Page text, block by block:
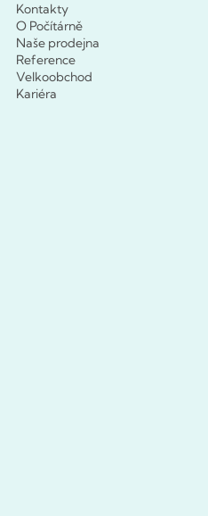
Kontakty
O Počítárně
Naše prodejna
Reference
Velkoobchod
Kariéra